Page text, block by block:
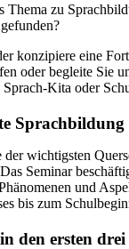
Thema zu
konzipiere eine
oder begleite Sie
Kita oder
Sprachbildung
der wichtigsten
Seminar
und
bis zum
den ersten